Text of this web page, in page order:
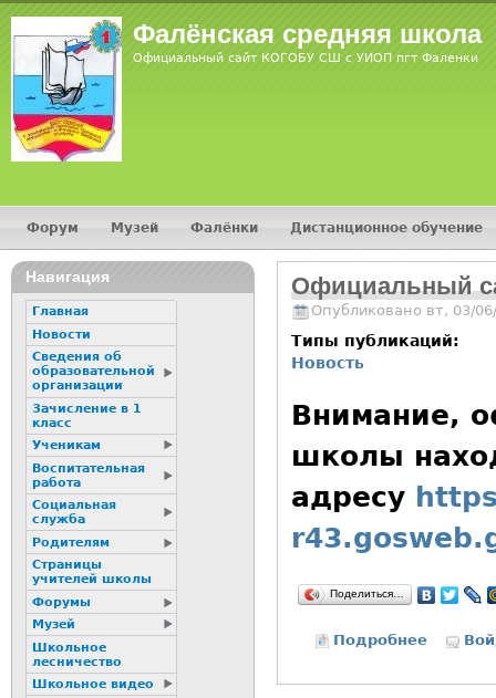
Фалёнская средняя школа
Официальный сайт КОГОБУ СШ с УИОП пгт Фаленки
Официальный
Опубликовано вт, 03/
Типы публикаций:
Новость
Внимание,
школы
адресу
Поделиться…
Подробнее о
Главное меню
Форум Музей Фалёнки Дистанционное обучение
Навигация
Главная
Новости
Сведения об
образовательной
организации
Зачисление в 1
класс
Ученикам
Воспитательная
работа
Социальная
служба
Родителям
Страницы
учителей школы
Форумы
Музей
Школьное
лесничество
Школьное видео